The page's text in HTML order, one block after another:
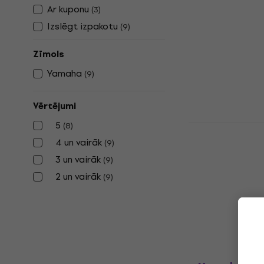
Ar kuponu (3)
Izslēgt izpakotu (9)
Zīmols
Yamaha (9)
Vērtējumi
5 (8)
4 un vairāk (9)
3 un vairāk (9)
2 un vairāk (9)
1 702,91 €